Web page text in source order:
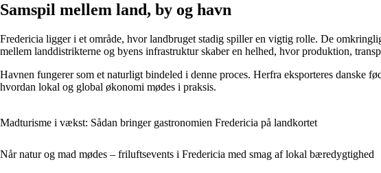
Samspil mellem land, by og havn
Fredericia ligger i et område, hvor landbruget stadig spiller en vigtig rolle. De
mellem landdistrikterne og byens infrastruktur skaber en helhed, hvor produktion,
Havnen fungerer som et naturligt bindeled i denne proces. Herfra eksporteres danske
hvordan lokal og global økonomi mødes i praksis.
Madturisme i vækst: Sådan bringer gastronomien Fredericia på landkortet
Når natur og mad mødes – friluftsevents i Fredericia med smag af lokal bæredygtighed